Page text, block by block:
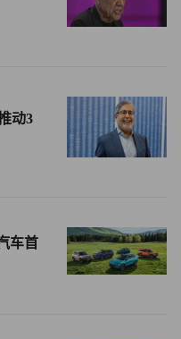
·F·林奇表示：“勇敢的
且至关重要的信息，我们
导致敏感数据和信息暴露
美国人的人，从而危及国
太空探索技术公司
动3
车首